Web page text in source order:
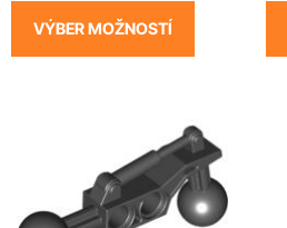
VÝBER MOŽNOSTÍ